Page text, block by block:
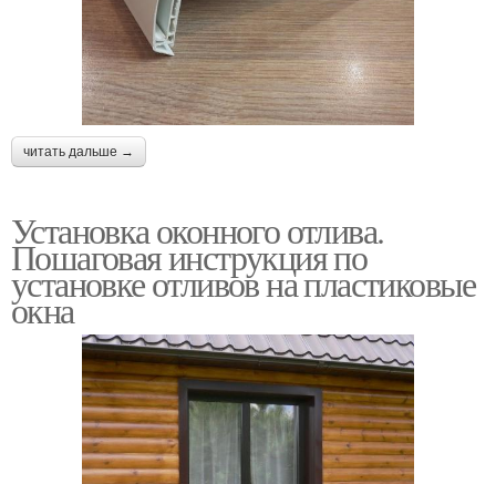
читать дальше →
Установка оконного отлива.
Пошаговая инструкция по
установке отливов на пластиковые
окна